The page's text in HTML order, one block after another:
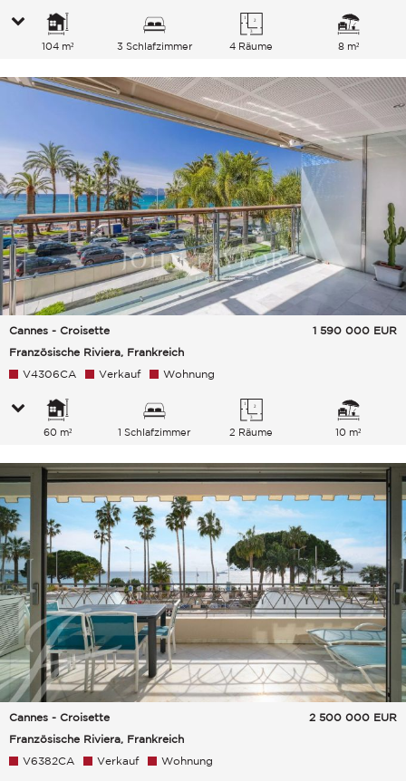
104 m² 3 Schlafzimmer 4 Räume 8 m²
Cannes - Croisette
Französische Riviera, Frankreich
1 590 000 EUR
V4306CA Verkauf Wohnung
60 m² 1 Schlafzimmer 2 Räume 10 m²
Cannes - Croisette
Französische Riviera, Frankreich
2 500 000 EUR
V6382CA Verkauf Wohnung